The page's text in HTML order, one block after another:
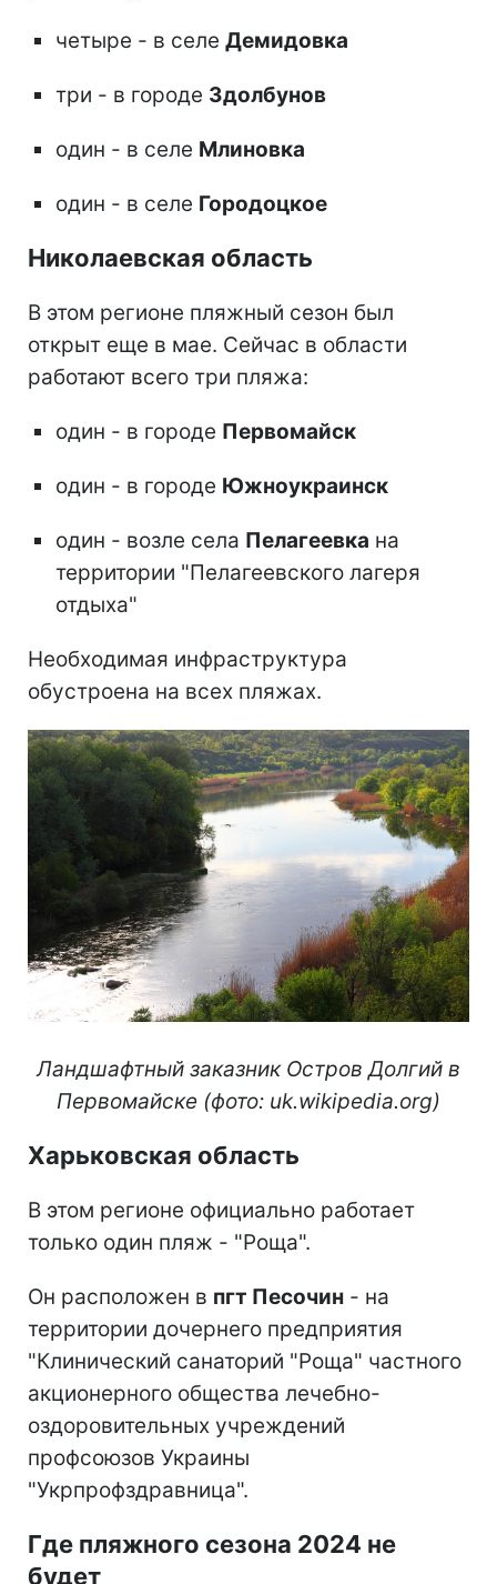
четыре - в селе Демидовка
три - в городе Здолбунов
один - в селе Млиновка
один - в селе Городоцкое
Николаевская область
В этом регионе пляжный сезон был
открыт еще в мае. Сейчас в области
работают всего три пляжа:
один - в городе Первомайск
один - в городе Южноукраинск
один - возле села Пелагеевка на
территории "Пелагеевского лагеря
отдыха"
Необходимая инфраструктура
обустроена на всех пляжах.
Ландшафтный заказник Остров Долгий в
Первомайске (фото: uk.wikipedia.org)
Харьковская область
В этом регионе официально работает
только один пляж - "Роща".
Он расположен в пгт Песочин - на
территории дочернего предприятия
"Клинический санаторий "Роща" частного
акционерного общества лечебно-
оздоровительных учреждений
профсоюзов Украины
"Укрпрофздравница".
Где пляжного сезона 2024 не
будет